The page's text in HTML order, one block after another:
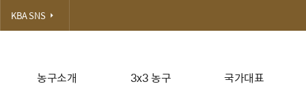
농구소개 3x3 농구 국가대표
KBA SNS